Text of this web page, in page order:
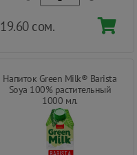
19.60 сом.
Напиток Green Milk® Barista
Soya 100% растительный
1000 мл.